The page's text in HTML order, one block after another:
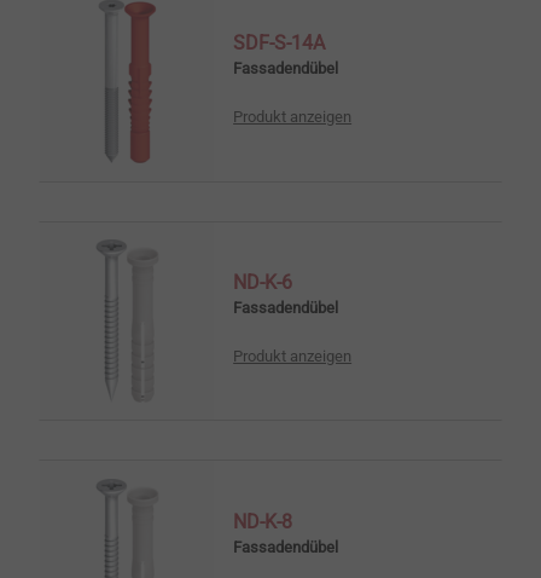
SDF-S-14A
Fassadendübel
Produkt anzeigen
ND-K-6
Fassadendübel
Produkt anzeigen
ND-K-8
Fassadendübel